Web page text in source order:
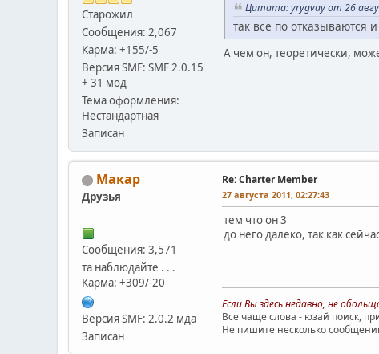
Старожил
Сообщения: 2,067
Карма: +155/-5
Версия SMF: SMF 2.0.15
+ 31 мод
Тема оформления:
Нестандартная
Записан
Цитата: yrygvay от 26
так все по отказываются
А чем он, теоретически,
Макар
Друзья
Сообщения: 3,571
та наблюдайте . . .
Карма: +309/-20
Версия SMF: 2.0.2 мда
Записан
Re: Charter Member
27 августа 2011, 02:27:43
тем что он 3
до него далеко, так как
Если Вы здесь недавно, не
Все чаще слова - юзай поиск,
Не пишите несколько